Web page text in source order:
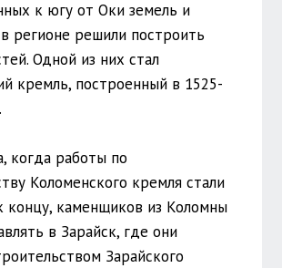
к югу от Оки земель и
регионе решили построить
Одной из них стал
кремль, построенный в 1525-
когда работы по
Коломенского кремля стали
концу, каменщиков из Коломны
в Зарайск, где они
Зарайского